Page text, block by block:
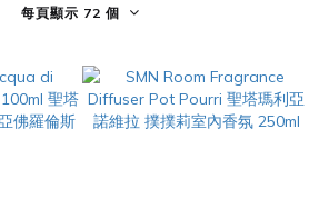
每頁顯示 72 個